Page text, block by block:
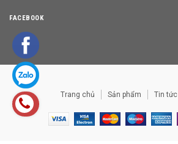
FACEBOOK
Trang chủ Sản phẩm Tin tức